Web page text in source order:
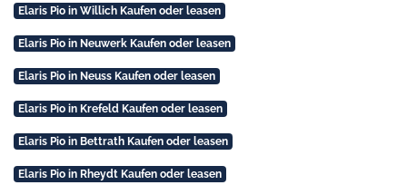
Elaris Pio in Willich Kaufen oder leasen
Elaris Pio in Neuwerk Kaufen oder leasen
Elaris Pio in Neuss Kaufen oder leasen
Elaris Pio in Krefeld Kaufen oder leasen
Elaris Pio in Bettrath Kaufen oder leasen
Elaris Pio in Rheydt Kaufen oder leasen